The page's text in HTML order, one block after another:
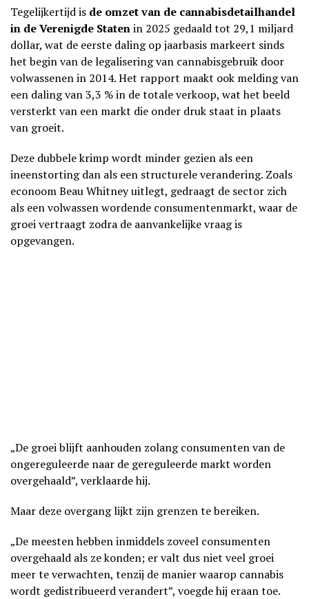
Tegelijkertijd is de omzet van de cannabisdetailhandel
in de Verenigde Statenin 2025 gedaald tot 29,1 miljard
dollar, wat de eerste daling op jaarbasis markeert sinds
het begin van de legalisering van cannabisgebruik door
volwassenen in 2014. Het rapport maakt ook melding van
een daling van 3,3 % in de totale verkoop, wat het beeld
versterkt van een markt die onder druk staat in plaats
van groeit.
Deze dubbele krimp wordt minder gezien als een
ineenstorting dan als een structurele verandering. Zoals
econoom Beau Whitney uitlegt, gedraagt de sector zich
als een volwassen wordende consumentenmarkt, waar de
groei vertraagt zodra de aanvankelijke vraag is
opgevangen.
„De groei blijft aanhouden zolang consumenten van de
ongereguleerde naar de gereguleerde markt worden
overgehaald”, verklaarde hij.
Maar deze overgang lijkt zijn grenzen te bereiken.
„De meesten hebben inmiddels zoveel consumenten
overgehaald als ze konden; er valt dus niet veel groei
meer te verwachten, tenzij de manier waarop cannabis
wordt gedistribueerd verandert”, voegde hij eraan toe.